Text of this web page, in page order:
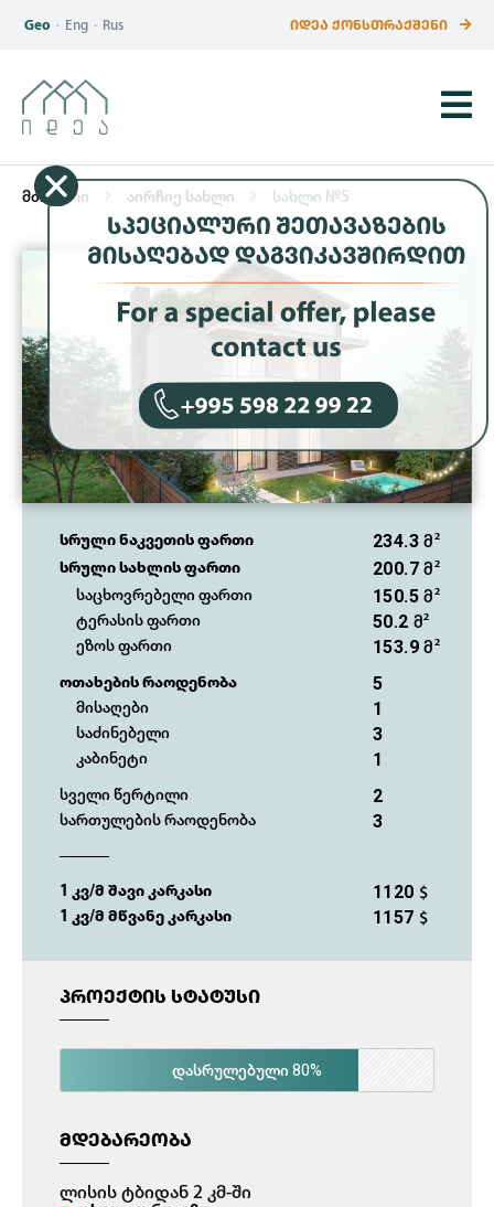
Geo · Eng · Rus ᲘᲓᲔᲐ ᲥᲝᲜᲡᲗᲠᲐᲥᲨᲔᲜᲘ
მთავარი აირჩიე სახლი სახლი №5
სრული ნაკვეთის ფართი 234.3მ²
სრული სახლის ფართი 200.7მ²
საცხოვრებელი ფართი 150.5მ²
ტერასის ფართი 50.2 მ²
ეზოს ფართი 153.9მ²
ოთახების რაოდენობა 5
მისაღები 1
საძინებელი 3
კაბინეტი 1
სველი წერტილი 2
სართულების რაოდენობა 3
1 კვ/მ შავი კარკასი 1120 $
1 კვ/მ მწვანე კარკასი 1157 $
ᲞᲠᲝᲔᲥᲢᲘᲡ ᲡᲢᲐᲢᲣᲡᲘ
დასრულებული 80%
ᲛᲓᲔᲑᲐᲠᲔᲝᲑᲐ
ლისის ტბიდან 2 კმ-ში